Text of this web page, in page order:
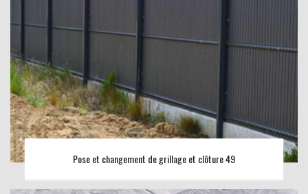
Pose et changement de grillage et clôture 49